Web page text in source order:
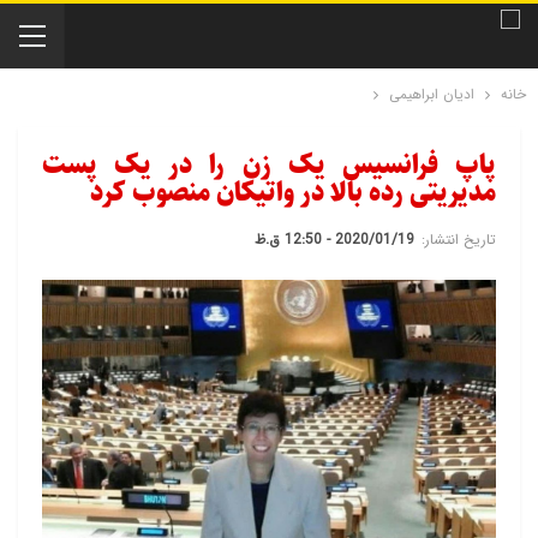
خانه ادیان ابراهیمی
پاپ فرانسیس یک زن را در یک پست
مدیریتی رده بالا در واتیکان منصوب کرد
تاریخ انتشار: 2020/01/19 - 12:50 ق.ظ